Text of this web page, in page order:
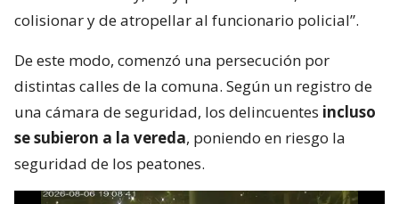
colisionar y de atropellar al funcionario policial”.
De este modo, comenzó una persecución por
distintas calles de la comuna. Según un registro de
una cámara de seguridad, los delincuentes incluso
se subieron a la vereda, poniendo en riesgo la
seguridad de los peatones.